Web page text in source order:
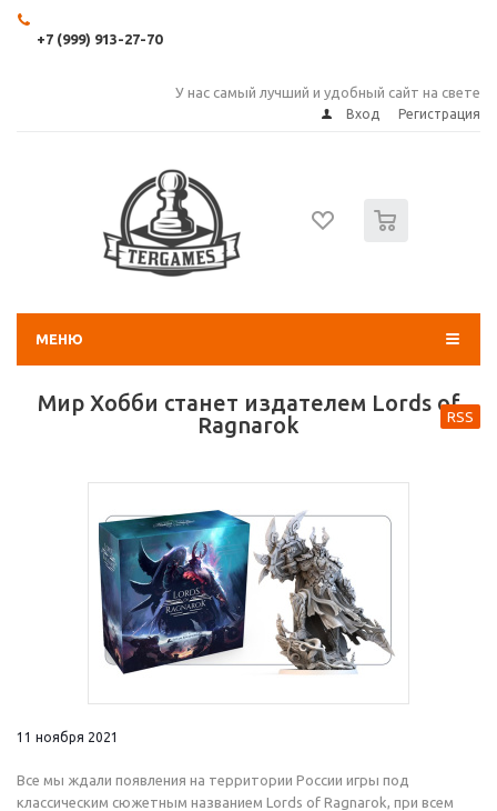
+7 (999) 913-27-70
У нас самый лучший и удобный сайт на свете
Вход Регистрация
МЕНЮ
Мир Хобби станет издателем Lords of
Ragnarok
RSS
11 ноября 2021
Все мы ждали появления на территории России игры под
классическим сюжетным названием Lords of Ragnarok, при всем